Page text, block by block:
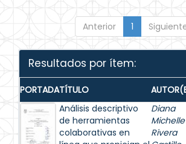
Anterior 1
Resultados por ítem:
PORTADATÍTULO
Análisis descriptivo
de herramientas
colaborativas en
Diana
Michelle
Rivera